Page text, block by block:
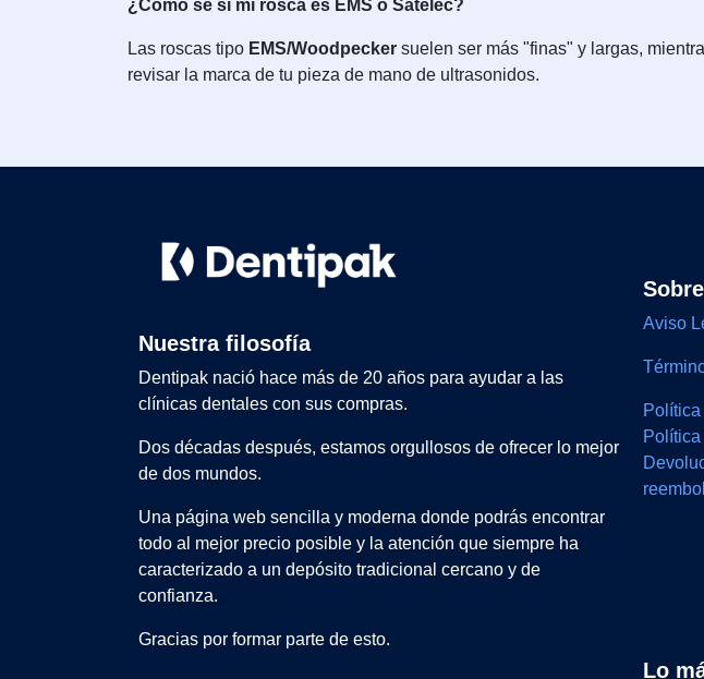
¿Cómo sé si mi rosca es EMS o Satelec?
Las roscas tipo EMS/Woodpecker suelen ser más "finas" y largas,
revisar la marca de tu pieza de mano de ultrasonidos.
Lo
Aviso
Nuestra filosofía
Dentipak nació hace más de 20 años para ayudar a las
clínicas dentales con sus compras.
Dos décadas después, estamos orgullosos de ofrecer lo mejor
de dos mundos.
Una página web sencilla y moderna donde podrás encontrar
todo al mejor precio posible y la atención que siempre ha
caracterizado a un depósito tradicional cercano y de
confianza.
Gracias por formar parte de esto.